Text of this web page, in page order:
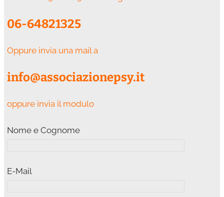
06-64821325
Oppure invia una mail a
info@associazionepsy.it
oppure invia il modulo
Nome e Cognome
E-Mail